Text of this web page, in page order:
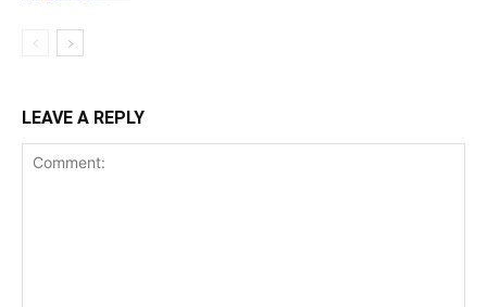
LEAVE A REPLY